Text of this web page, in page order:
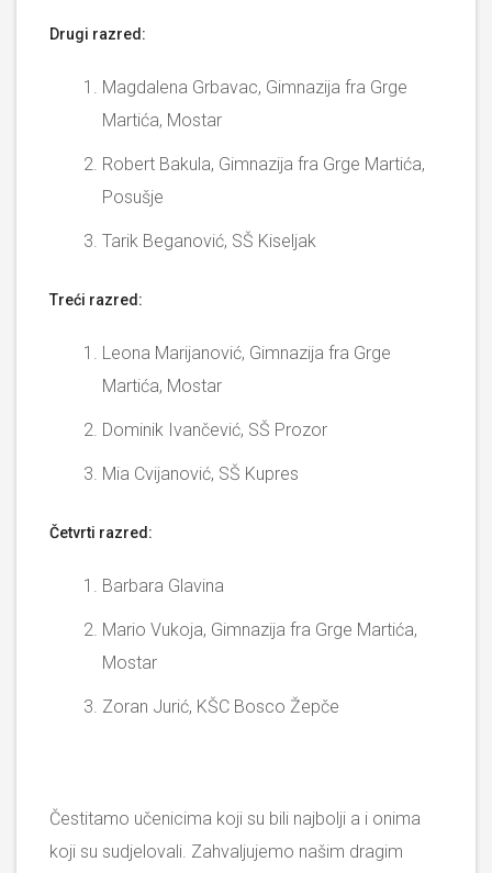
Drugi razred:
Magdalena Grbavac, Gimnazija fra Grge
Martića, Mostar
Robert Bakula, Gimnazija fra Grge Martića,
Posušje
Tarik Beganović, SŠ Kiseljak
Treći razred:
Leona Marijanović, Gimnazija fra Grge
Martića, Mostar
Dominik Ivančević, SŠ Prozor
Mia Cvijanović, SŠ Kupres
Četvrti razred:
Barbara Glavina
Mario Vukoja, Gimnazija fra Grge Martića,
Mostar
Zoran Jurić, KŠC Bosco Žepče
Čestitamo učenicima koji su bili najbolji a i onima
koji su sudjelovali. Zahvaljujemo našim dragim